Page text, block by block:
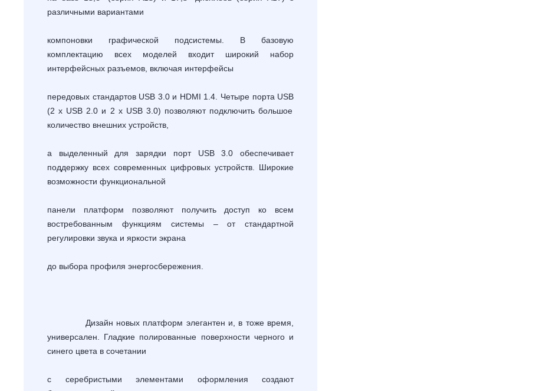
различными вариантами
компоновки графической подсистемы. В базовую
комплектацию всех моделей входит широкий набор
интерфейсных разъемов, включая интерфейсы
передовых стандартов USB 3.0 и HDMI 1.4. Четыре порта USB
(2 х USB 2.0 и 2 х USB3.0) позволяют подключить большое
количество внешних устройств,
а выделенный для зарядки порт USB3.0 обеспечивает
поддержку всех современных цифровых устройств. Широкие
возможности функциональной
панели платформ позволяют получить доступ ко всем
востребованным функциям системы – от стандартной
регулировки звука и яркости экрана
до выбора профиля энергосбережения.
Дизайн новых платформ элегантен и, в тоже время,
универсален. Гладкие полированные поверхности черного и
синего цвета в сочетании
с серебристыми элементами оформления создают